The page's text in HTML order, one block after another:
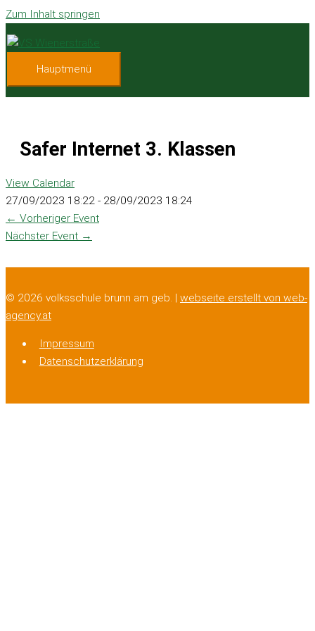
Zum Inhalt springen
Hauptmenü
Safer Internet 3. Klassen
View Calendar
27/09/2023 18:22 - 28/09/2023 18:24
← Vorheriger Event
Nächster Event →
© 2026 volksschule brunn am geb. | webseite erstellt von web-
agency.at
Impressum
Datenschutzerklärung